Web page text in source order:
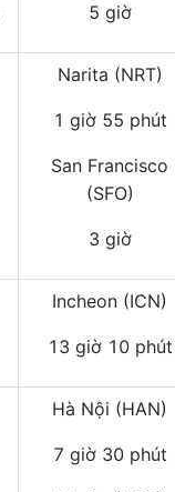
5 giờ
Narita (NRT)
1 giờ 55 phút
San Francisco
(SFO)
3 giờ
Incheon (ICN)
13 giờ 10 phút
Hà Nội (HAN)
7 giờ 30 phút